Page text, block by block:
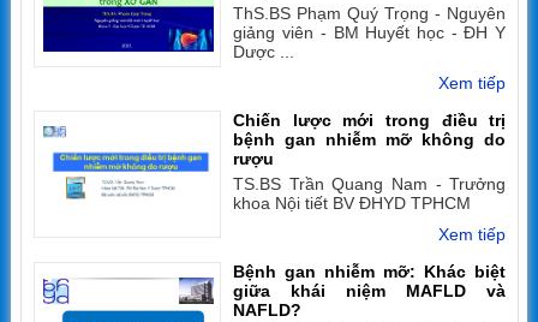
ThS.BS Phạm Quý Trọng - Nguyên
giảng viên - BM Huyết học - ĐH Y
Dược ...
Xem tiếp
Chiến lược mới trong điều trị
bệnh gan nhiễm mỡ không do
rượu
TS.BS Trần Quang Nam - Trưởng
khoa Nội tiết BV ĐHYD TPHCM
Xem tiếp
Bệnh gan nhiễm mỡ: Khác biệt
giữa khái niệm MAFLD và
NAFLD?